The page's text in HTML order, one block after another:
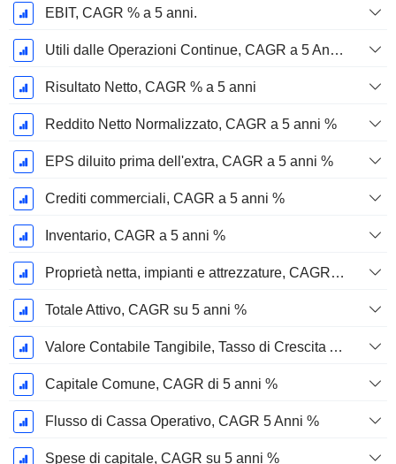
EBIT, CAGR % a 5 anni.
Utili dalle Operazioni Continue, CAGR a 5 Anni %
Risultato Netto, CAGR % a 5 anni
Reddito Netto Normalizzato, CAGR a 5 anni %
EPS diluito prima dell'extra, CAGR a 5 anni %
Crediti commerciali, CAGR a 5 anni %
Inventario, CAGR a 5 anni %
Proprietà netta, impianti e attrezzature, CAGR a 5 anni %
Totale Attivo, CAGR su 5 anni %
Valore Contabile Tangibile, Tasso di Crescita Annuo Composto a 5 Anni %
Capitale Comune, CAGR di 5 anni %
Flusso di Cassa Operativo, CAGR 5 Anni %
Spese di capitale, CAGR su 5 anni %